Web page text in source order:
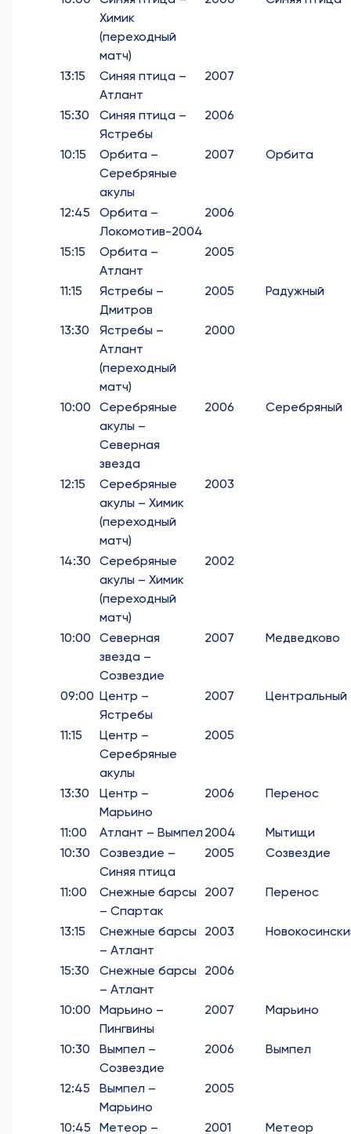
Химик
(переходный
матч)
13:15
Синяя птица –
Атлант
2007
15:30
Синяя птица –
Ястребы
2006
10:15
Орбита –
Серебряные
акулы
2007 Орбита
12:45
Орбита –
Локомотив-2004
2006
15:15
Орбита –
Атлант
2005
11:15
Ястребы –
Дмитров
2005 Радужный
13:30
Ястребы –
Атлант
(переходный
матч)
2000
10:00
Серебряные
акулы –
Северная
звезда
2006 Серебряный
12:15
Серебряные
акулы – Химик
(переходный
матч)
2003
14:30
Серебряные
акулы – Химик
(переходный
матч)
2002
10:00
Северная
звезда –
Созвездие
2007 Медведково
09:00 Центр –
Ястребы
2007 Центральный
11:15
Центр –
Серебряные
акулы
2005
13:30
Центр –
Марьино
2006 Перенос
11:00 Атлант – Вымпел 2004
Мытищи
10:30
Созвездие –
Синяя птица
2005 Созвездие
11:00
Снежные барсы
– Спартак
2007 Перенос
13:15
Снежные барсы
– Атлант
2003
15:30
Снежные барсы
– Атлант
2006
10:00
Марьино –
Пингвины
2007 Марьино
10:30
Вымпел –
Созвездие
2006 Вымпел
12:45
Вымпел –
Марьино
2005
10:45 Метеор – 2001 Метеор